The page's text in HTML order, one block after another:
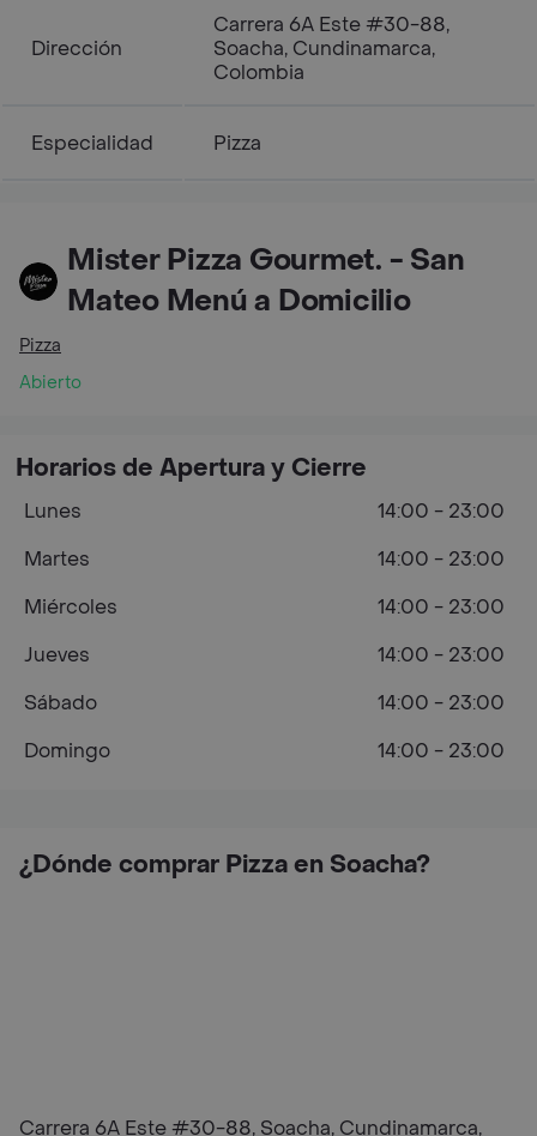
Dirección
Carrera 6A Este #30-88,
Soacha, Cundinamarca,
Colombia
Especialidad Pizza
Mister Pizza Gourmet. - San
Mateo Menú a Domicilio
Pizza
Abierto
¿Dónde comprar Pizza en Soacha?
Carrera 6A Este #30-88, Soacha, Cundinamarca,
Horarios de Apertura y Cierre
Lunes
14:00 - 23:00
Martes
14:00 - 23:00
Miércoles
14:00 - 23:00
Jueves
14:00 - 23:00
Sábado
14:00 - 23:00
Domingo
14:00 - 23:00